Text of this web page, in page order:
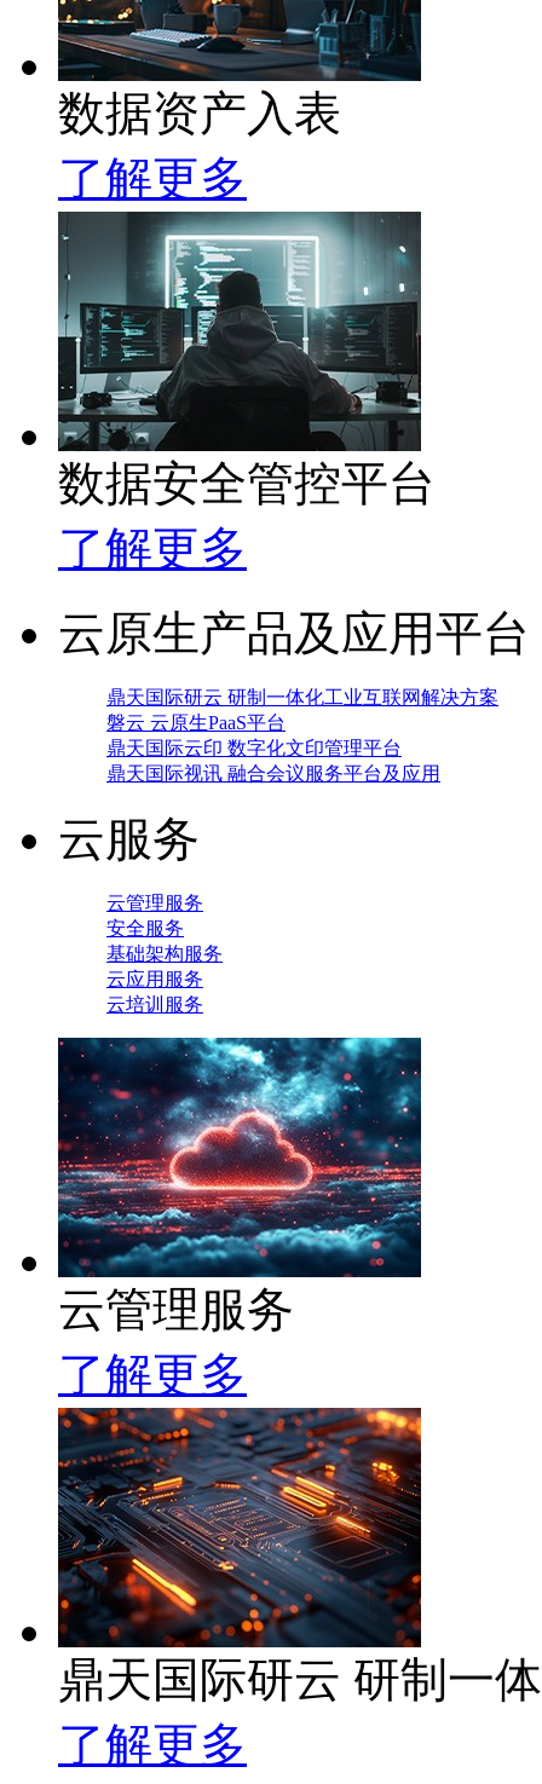
数据资产入表
了解更多
数据安全管控平台
了解更多
云原生产品及应用平台
鼎天国际研云 研制一体化工业互联网解决方案
磐云 云原生PaaS平台
鼎天国际云印 数字化文印管理平台
鼎天国际视讯 融合会议服务平台及应用
云服务
云管理服务
安全服务
基础架构服务
云应用服务
云培训服务
云管理服务
了解更多
鼎天国际研云 研制一
了解更多